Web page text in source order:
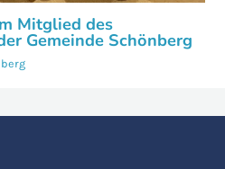
Mitglied des
Gemeinde Schönberg